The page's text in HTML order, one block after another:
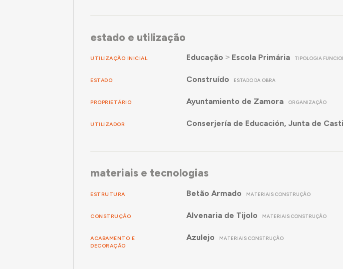
estado e utilização
UTILIZAÇÃO INICIAL Educação ˃ Escola Primária TIPOLOGIA
ESTADO Construído ESTADO DA OBRA
PROPRIETÁRIO Ayuntamiento de Zamora ORGANIZAÇÃO
UTILIZADOR Conserjería de Educación, Junta de
materiais e tecnologias
ESTRUTURA Betão Armado MATERIAIS CONSTRUÇÃO
CONSTRUÇÃO Alvenaria de Tijolo MATERIAIS CONSTRUÇÃO
ACABAMENTO E
DECORAÇÃO
Azulejo MATERIAIS CONSTRUÇÃO